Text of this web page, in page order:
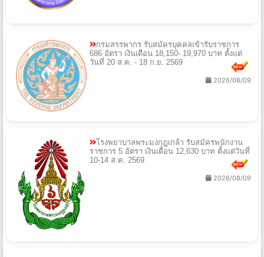
กรมสรรพากร รับสมัครบุคคลเข้ารับราชการ
686 อัตรา เงินเดือน 18,150- 19,970 บาท ตั้งแต่
วันที่ 20 ส.ค. - 18 ก.ย. 2569
2026/08/09
โรงพยาบาลพระมงกุฎเกล้า รับสมัครพนักงาน
ราชการ 5 อัตรา เงินเดือน 12,630 บาท ตั้งแต่วันที่
10-14 ส.ค. 2569
2026/08/09